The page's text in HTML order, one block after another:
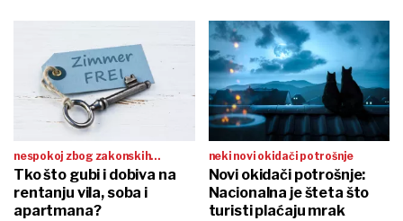
nespokoj zbog zakonskih
promjena
Tko što gubi i dobiva na
rentanju vila, soba i
apartmana?
neki novi okidači potrošnje
Novi okidači potrošnje:
Nacionalna je šteta što
turisti plaćaju mrak